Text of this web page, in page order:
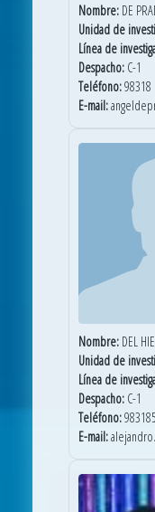
Nombre: DE
Unidad de
Línea de
Despacho: C-1
Teléfono:98318
E-mail:
Nombre: DEL
Unidad de
Línea de
Despacho: C-1
Teléfono:
E-mail: